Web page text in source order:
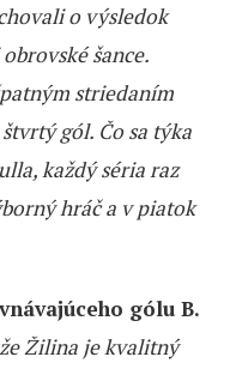
o výsledok
šance.
striedaním
gól. Čo sa týka
každý séria raz
hráč a v piatok
gólu B.
Žilina je kvalitný